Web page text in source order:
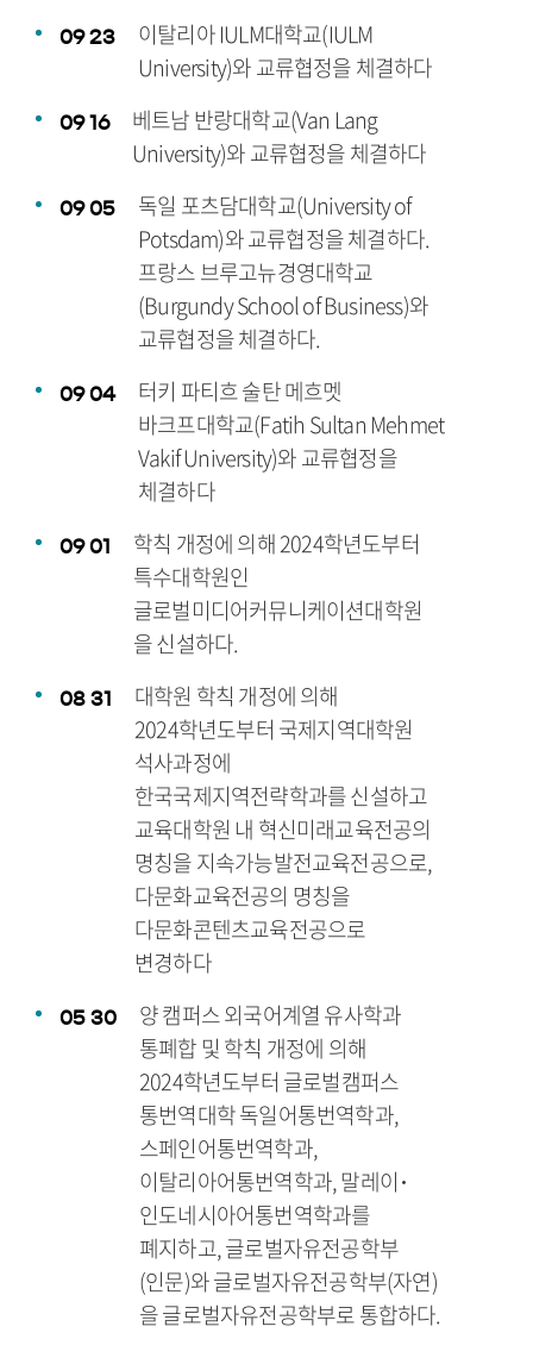
0923
이탈리아 IULM대학교(IULM
University)와 교류협정을 체결하다
0916
베트남 반랑대학교(Van Lang
University)와 교류협정을 체결하다
0905
독일 포츠담대학교(University of
Potsdam)와 교류협정을 체결하다.
프랑스 브루고뉴경영대학교
(Burgundy School of Business)와
교류협정을 체결하다.
0904
터키 파티흐 술탄 메흐멧
바크프대학교(Fatih Sultan Mehmet
Vakif University)와 교류협정을
체결하다
0901
학칙 개정에 의해 2024학년도부터
특수대학원인
글로벌미디어커뮤니케이션대학원
을 신설하다.
08 31
대학원 학칙 개정에 의해
2024학년도부터 국제지역대학원
석사과정에
한국국제지역전략학과를 신설하고
교육대학원 내 혁신미래교육전공의
명칭을 지속가능발전교육전공으로,
다문화교육전공의 명칭을
다문화콘텐츠교육전공으로
변경하다
05 30
양 캠퍼스 외국어계열 유사학과
통폐합 및 학칙 개정에 의해
2024학년도부터 글로벌캠퍼스
통번역대학 독일어통번역학과,
스페인어통번역학과,
이탈리아어통번역학과, 말레이･
인도네시아어통번역학과를
폐지하고, 글로벌자유전공학부
(인문)와 글로벌자유전공학부(자연)
을 글로벌자유전공학부로 통합하다.